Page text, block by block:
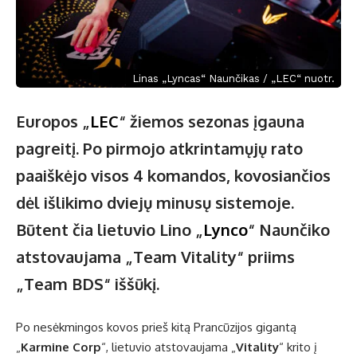
Linas „Lyncas“ Naunčikas / „LEC“ nuotr.
Europos „LEC“ žiemos sezonas įgauna
pagreitį. Po pirmojo atkrintamųjų rato
paaiškėjo visos 4 komandos, kovosiančios
dėl išlikimo dviejų minusų sistemoje.
Būtent čia lietuvio Lino „Lynco“ Naunčiko
atstovaujama „Team Vitality“ priims
„Team BDS“ iššūkį.
Po nesėkmingos kovos prieš kitą Prancūzijos gigantą
Karmine Corp“, lietuvio atstovaujama „ Vitality“ krito į